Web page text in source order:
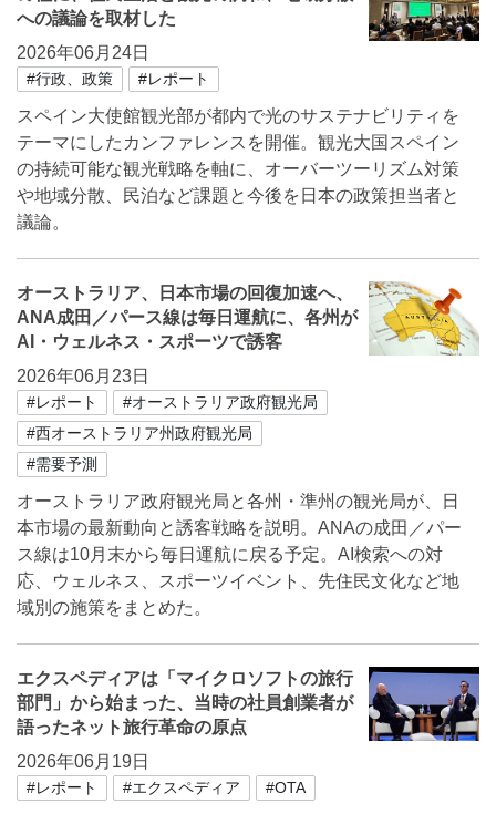
への議論を取材した
2026年06月24日
#行政、政策 #レポート
スペイン大使館観光部が都内で光のサステナビリティを
テーマにしたカンファレンスを開催。観光大国スペイン
の持続可能な観光戦略を軸に、オーバーツーリズム対策
や地域分散、民泊など課題と今後を日本の政策担当者と
議論。
オーストラリア、日本市場の回復加速へ、
ANA成田／パース線は毎日運航に、各州が
AI・ウェルネス・スポーツで誘客
2026年06月23日
#レポート
#オーストラリア政府観光局
#西オーストラリア州政府観光局
#需要予測
オーストラリア政府観光局と各州・準州の観光局が、日
本市場の最新動向と誘客戦略を説明。ANAの成田／パー
ス線は10月末から毎日運航に戻る予定。AI検索への対
応、ウェルネス、スポーツイベント、先住民文化など地
域別の施策をまとめた。
エクスペディアは「マイクロソフトの旅行
部門」から始まった、当時の社員創業者が
語ったネット旅行革命の原点
2026年06月19日
#レポート #エクスペディア #OTA